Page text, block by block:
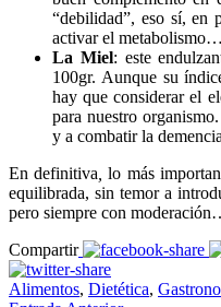
“debilidad”, eso sí, en
activar el metabolismo…
La Miel: este
100gr. Aunque su
hay que considerar el
para nuestro
y a combatir la
En definitiva ,lo más
equilibrada, sin temor a
pero siempre con
Compartir
Alimentos, Dietética,